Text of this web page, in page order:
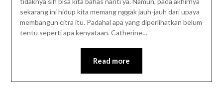
sekarang ini hidup kita memang nggak jauh-jauh dari upaya
membangun citra itu. Padahal apa yang diperlihatkan belum
tentu seperti apa kenyataan. Catherine…
Read more